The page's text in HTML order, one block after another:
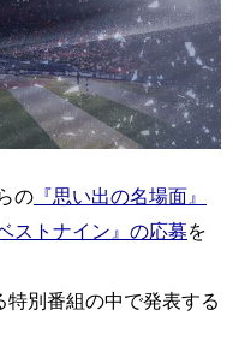
の 『思い出の名場面』
ストナイン』の応募を
別番組の中で発表する